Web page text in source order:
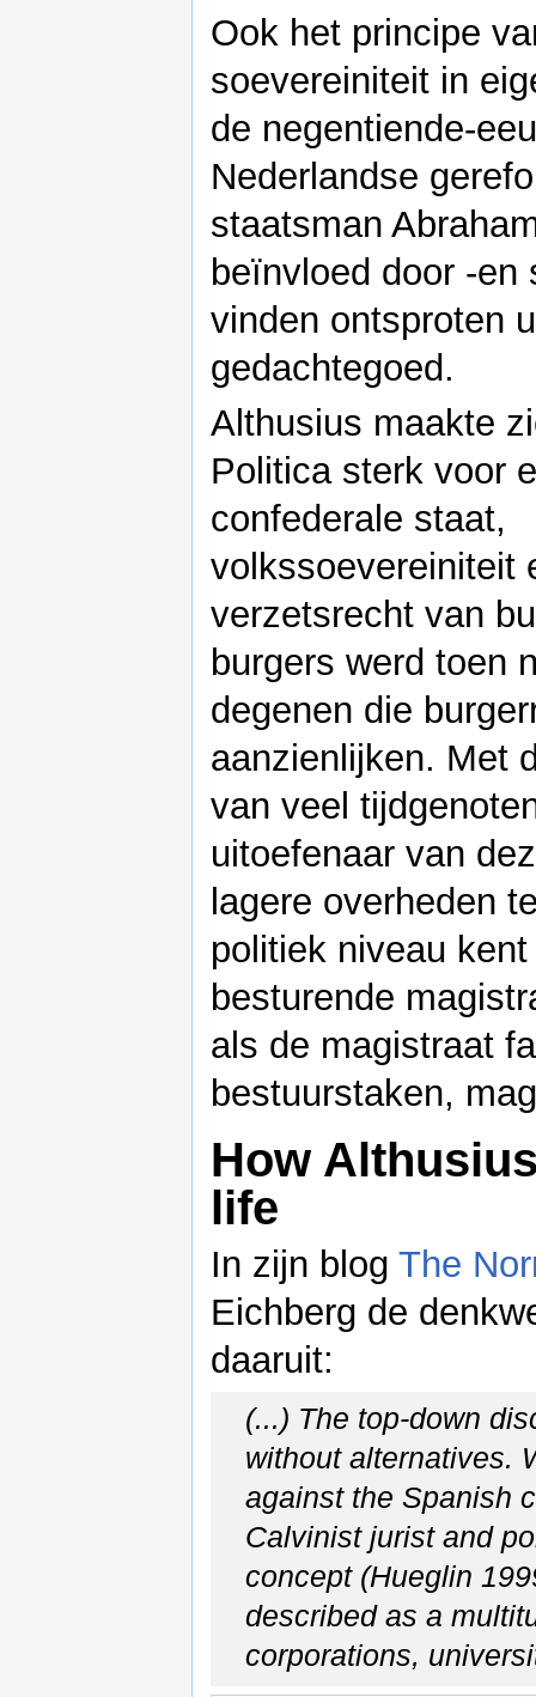
Ook het principe
soevereiniteit in
de negentiende-
Nederlandse
staatsman
beïnvloed door -en
vinden ontsproten
gedachtegoed.
Althusius maakte
Politica sterk voor
confederale staat,
volkssoevereiniteit
verzetsrecht van
burgers werd toen
degenen die
aanzienlijken. Met
van veel
uitoefenaar van
lagere overheden
politiek niveau
besturende
als de magistraat
bestuurstaken,
How
life
In zijn blog The
Eichberg de
daaruit:
(...) The top-down
without alternatives.
against the Spanish
Calvinist jurist and
concept (Hueglin
described as a
corporations,